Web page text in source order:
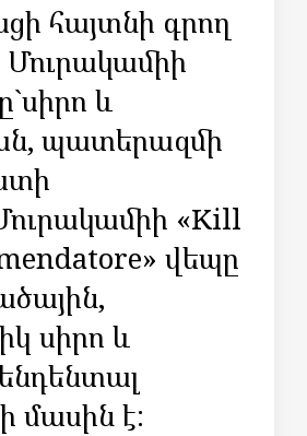
հայտնի գրող
Մուրակամիի
և
պատերազմի
«Kill
վեպը
սիրո և
մասին է: